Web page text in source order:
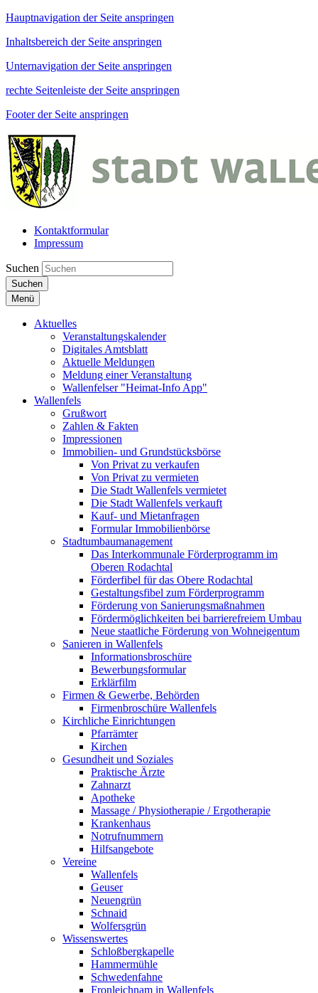
Hauptnavigation der Seite anspringen
Inhaltsbereich der Seite anspringen
Unternavigation der Seite anspringen
rechte Seitenleiste der Seite anspringen
Footer der Seite anspringen
Kontaktformular
Impressum
Suchen
Suchen
Menü
Aktuelles
Veranstaltungskalender
Digitales Amtsblatt
Aktuelle Meldungen
Meldung einer Veranstaltung
Wallenfelser "Heimat-Info App"
Wallenfels
Grußwort
Zahlen & Fakten
Impressionen
Immobilien- und Grundstücksbörse
Von Privat zu verkaufen
Von Privat zu vermieten
Die Stadt Wallenfels vermietet
Die Stadt Wallenfels verkauft
Kauf- und Mietanfragen
Formular Immobilienbörse
Stadtumbaumanagement
Das Interkommunale Förderprogramm im
Oberen Rodachtal
Förderfibel für das Obere Rodachtal
Gestaltungsfibel zum Förderprogramm
Förderung von Sanierungsmaßnahmen
Fördermöglichkeiten bei barrierefreiem Umbau
Neue staatliche Förderung von Wohneigentum
Sanieren in Wallenfels
Informationsbroschüre
Bewerbungsformular
Erklärfilm
Firmen & Gewerbe, Behörden
Firmenbroschüre Wallenfels
Kirchliche Einrichtungen
Pfarrämter
Kirchen
Gesundheit und Soziales
Praktische Ärzte
Zahnarzt
Apotheke
Massage / Physiotherapie / Ergotherapie
Krankenhaus
Notrufnummern
Hilfsangebote
Vereine
Wallenfels
Geuser
Neuengrün
Schnaid
Wolfersgrün
Wissenswertes
Schloßbergkapelle
Hammermühle
Schwedenfahne
Fronleichnam in Wallenfels